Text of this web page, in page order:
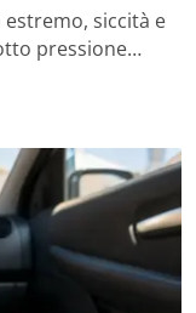
siccità e
pressione…